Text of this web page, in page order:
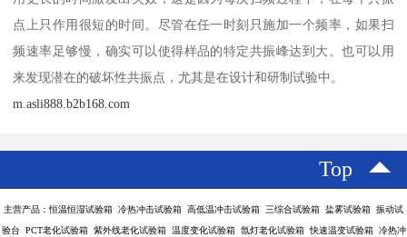
点上只作用很短的时间。尽管在任一时刻只施加一个频率，如果扫
频速率足够慢，确实可以使得样品的特定共振峰达到大。也可以用
来发现潜在的破坏性共振点，尤其是在设计和研制试验中。
m.asli888.b2b168.com
Top
主营产品：恒温恒湿试验箱 冷热冲击试验箱 高低温冲击试验箱 三综合试验箱 盐雾试验箱 振动试
验台 PCT老化试验箱 紫外线老化试验箱 温度变化试验箱 氙灯老化试验箱 快速温变试验箱 冷热冲